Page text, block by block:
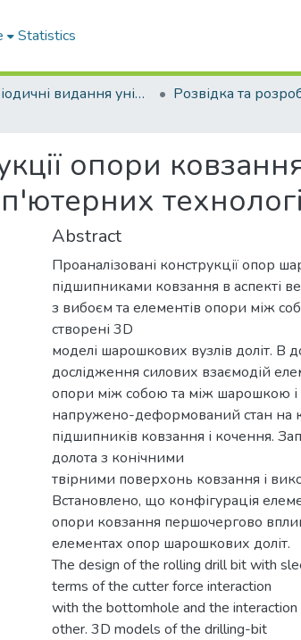
Statistics
Періодичні видання університету
опори
Abstract
Проаналізовані конструкції опор
підшипниками ковзання в аспекті
з вибоєм та елементів опори між
створені 3D
моделі шарошкових вузлів доліт. В
дослідження силових взаємодій
опори між собою та між шарошкою і
напружено-деформований стан на
підшипників ковзання і кочення.
долота з конічними
твірними поверхонь ковзання і
Встановлено, що конфігурація
опори ковзання першочергово
елементах опор шарошкових доліт.
The design of the rolling drill bit with
terms of the cutter force interaction
with the bottomhole and the
other. 3D models of the drilling-bit